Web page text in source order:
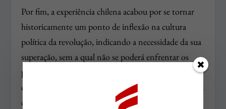
Por fim, aexperiência chilenaacabou por se tornar
historicamente um ponto de inflexão na cultura
política da revolução, indicando a necessidade da sua
superação, sem a qual não se poderá enfrentar os
problemas e impasses da democracia, entendida
como a projeção civilizacional do nosso tempo, capaz
de garantir transformações históricas sem a perda das